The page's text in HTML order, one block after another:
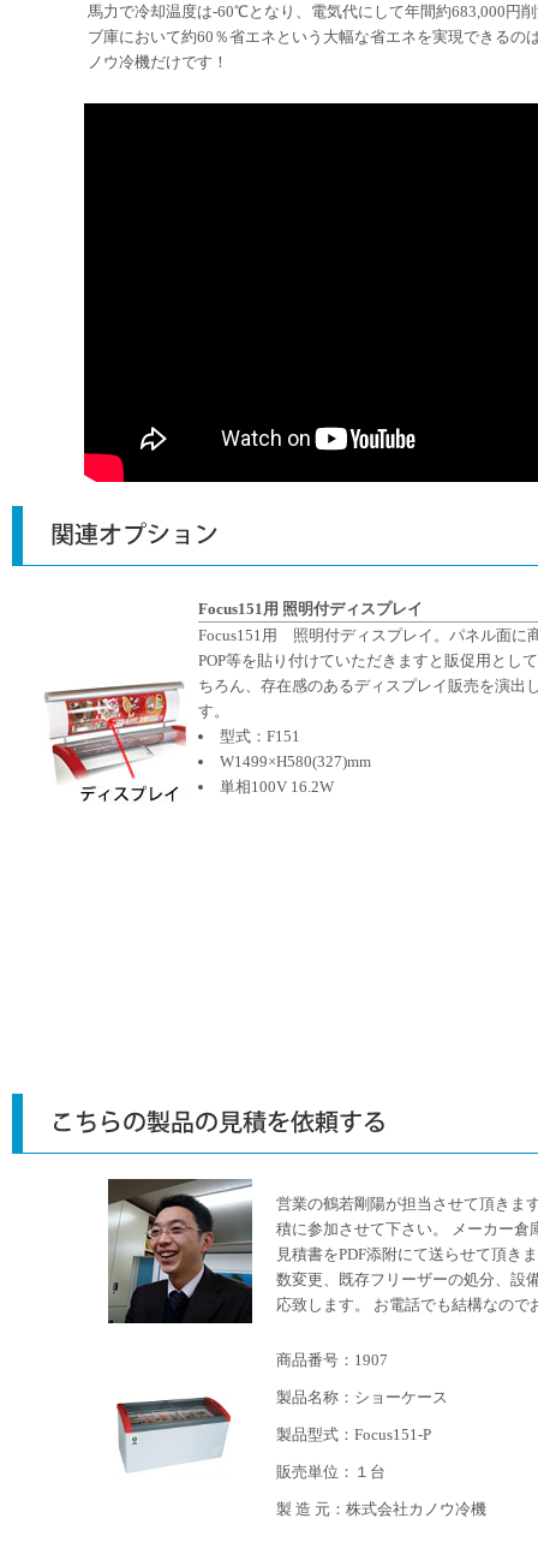
馬力で冷却温度は-60℃となり、電気代にして年間約683,000円
ブ庫において約60％省エネという大幅な省エネを実現できるの
ノウ冷機だけです！
Focus151用 照明付ディスプレイ
Focus151用 照明付ディスプレイ。パネル面に
POP等を貼り付けていただきますと販促用とし
ちろん、存在感のあるディスプレイ販売を演出
す。
型式：F151
W1499×H580(327)mm
単相100V 16.2W
営業の鶴若剛陽が担当させて頂きま
積に参加させて下さい。 メーカー倉
見積書をPDF添附にて送らせて頂き
数変更、既存フリーザーの処分、設
応致します。 お電話でも結構なの
商品番号：1907
製品名称：ショーケース
製品型式：Focus151-P
販売単位：１台
製 造 元：株式会社カノウ冷機